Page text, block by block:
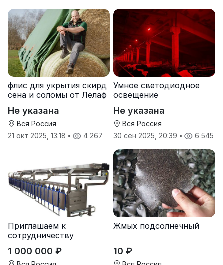
флис для укрытия скирд
сена и соломы от Лелаф
Не указана
Вся Россия
21 окт 2025, 13:18 • 4 267
Умное светодиодное
освещение
Не указана
Вся Россия
30 сен 2025, 20:39 • 6 545
Приглашаем к
сотрудничеству
1 000 000 ₽
Жмых подсолнечный
10 ₽